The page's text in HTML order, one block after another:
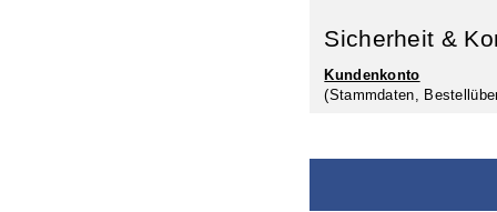
Sicherheit &
Kundenkonto
(Stammdaten,